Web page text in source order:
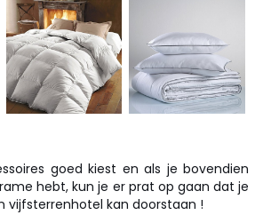
goed kiest en als je bovendien
hebt, kun je er prat op gaan dat je
vijfsterrenhotel kan doorstaan !